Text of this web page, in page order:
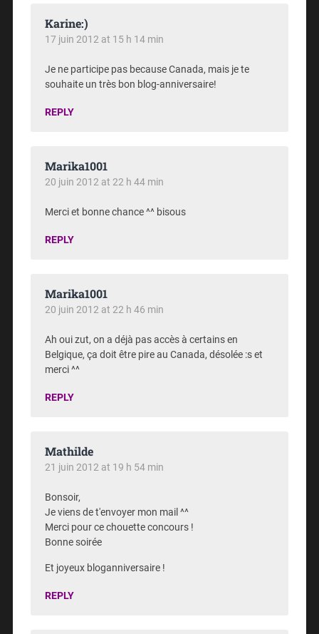
Karine:)
17 juin 2012 at 15 h 14 min
Je ne participe pas because Canada, mais je te
souhaite un très bon blog-anniversaire!
REPLY
Marika1001
20 juin 2012 at 22 h 44 min
Merci et bonne chance ^^ bisous
REPLY
Marika1001
20 juin 2012 at 22 h 46 min
Ah oui zut, on a déjà pas accès à certains en
Belgique, ça doit être pire au Canada, désolée :s et
merci ^^
REPLY
Mathilde
21 juin 2012 at 19 h 54 min
Bonsoir,
Je viens de t'envoyer mon mail ^^
Merci pour ce chouette concours !
Bonne soirée
Et joyeux bloganniversaire !
REPLY